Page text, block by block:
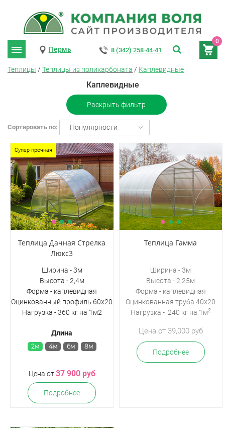
0
Пермь 8 (342) 258-44-41
Теплицы / Теплицы из поликарбоната / Каплевидные
Каплевидные
Раскрыть фильтр
Сортировать по: Популярности
Супер прочная
Теплица Дачная Стрелка
Люкс3
Ширина - 3м
Высота - 2,4м
Форма - каплевидная
Оцинкованный профиль 60х20
Нагрузка - 360 кг на 1м2
Длина
2м 4м 6м 8м
Цена от37 900 руб
Подробнее
Теплица Гамма
Ширина - 3м
Высота - 2,25м
Форма - каплевидная
Оцинкованнаятруба 40х20
Нагрузка - 240 кг на 1м2
Цена от 39,000 руб
Подробнее